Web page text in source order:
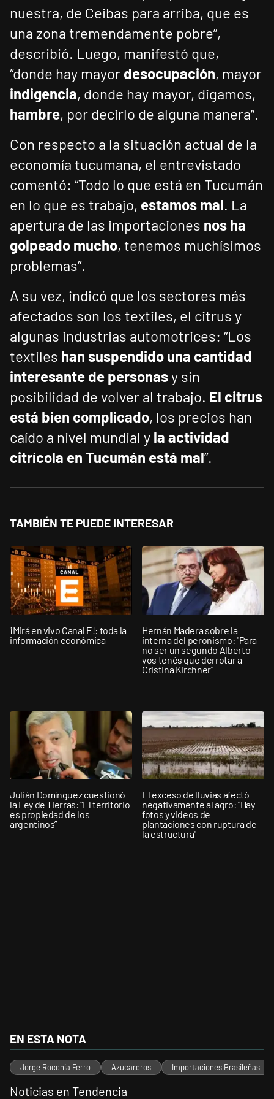
nuestra, de Ceibas para arriba, que es
una zona tremendamente pobre”,
describió. Luego, manifestó que,
“donde hay mayor desocupación, mayor
indigencia, donde hay mayor, digamos,
hambre, por decirlo de alguna manera”.
Con respecto a la situación actual de la
economía tucumana, el entrevistado
comentó: “Todo lo que está en Tucumán
en lo que es trabajo, estamos mal. La
apertura de las importaciones nos ha
golpeado mucho, tenemos muchísimos
problemas”.
A su vez, indicó que los sectores más
afectados son los textiles, el citrus y
algunas industrias automotrices: “Los
textiles han suspendido una cantidad
interesante de personasy sin
posibilidad de volver al trabajo. El citrus
está bien complicado, los precios han
caído a nivel mundial y la actividad
citrícola en Tucumán está mal”.
TAMBIÉN TE PUEDE INTERESAR
¡Mirá en vivo Canal E!: toda la
información económica
Hernán Madera sobre la
interna del peronismo: "Para
no ser un segundo Alberto
vos tenés que derrotar a
Cristina Kirchner”
Julián Domínguez cuestionó
la Ley de Tierras: “El territorio
es propiedad de los
argentinos”
El exceso de lluvias afectó
negativamente al agro: "Hay
fotos y videos de
plantaciones con ruptura de
la estructura"
EN ESTA NOTA
Jorge Rocchia Ferro Azucareros Importaciones Brasileñas
Noticias en Tendencia